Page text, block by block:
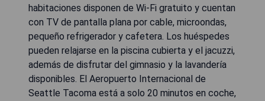
habitaciones disponen de Wi-Fi gratuito y cuentan
con TV de pantalla plana por cable, microondas,
pequeño refrigerador y cafetera. Los huéspedes
pueden relajarse en la piscina cubierta y el jacuzzi,
además de disfrutar del gimnasio y la lavandería
disponibles. El Aeropuerto Internacional de
Seattle Tacoma está a solo 20 minutos en coche,